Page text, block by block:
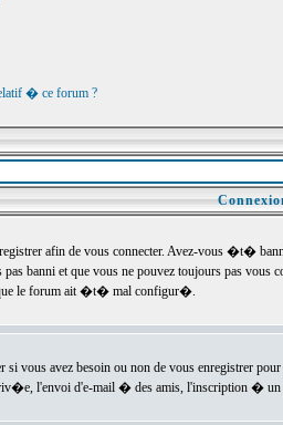
� ce forum ?
afin de vous connecter. Avez-vous �t�
banni et que vous ne pouvez toujours pas
que le forum ait �t� mal configur�.
vous avez besoin ou non de vous enregistrer
l'envoi d'e-mail � des amis, l'inscription �